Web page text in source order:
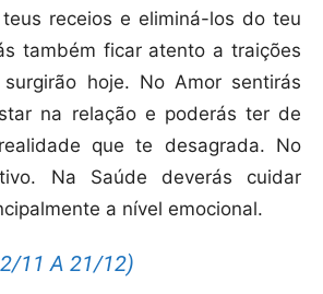
receios e eliminá-los do teu
também ficar atento a traições
hoje. No Amor sentirás
na relação e poderás ter de
que te desagrada. No
Na Saúde deverás cuidar
a nível emocional.
11 A 21/12)